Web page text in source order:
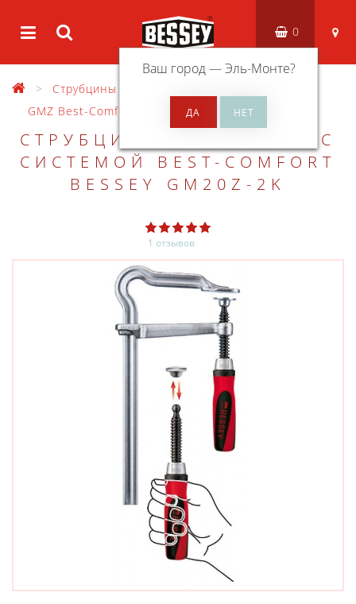
Ваш город —Эль-Монте?
0
Струбцины
GMZ Best-Comfort
СТРУБЦИНА OMEGA GMZ С
СИСТЕМОЙ BEST-COMFORT
BESSEY GM20Z-2K
1 отзывов